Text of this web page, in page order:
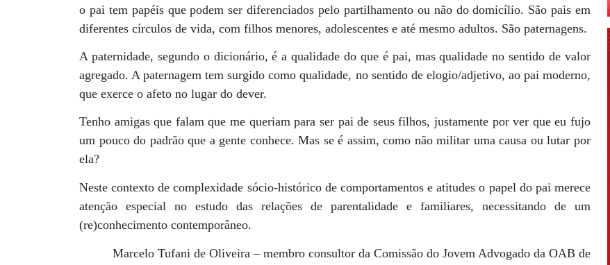
o pai tem papéis que podem ser diferenciados pelo partilhamento ou não do domicílio. São pais em
diferentes círculos de vida, com filhos menores, adolescentes e até mesmo adultos. São paternagens.
A paternidade, segundo o dicionário, é a qualidade do que é pai, mas qualidade no sentido de valor
agregado. A paternagem tem surgido como qualidade, no sentido de elogio/adjetivo, ao pai moderno,
que exerce o afeto no lugar do dever.
Tenho amigas que falam que me queriam para ser pai de seus filhos, justamente por ver que eu fujo
um pouco do padrão que a gente conhece. Mas se é assim, como não militar uma causa ou lutar por
ela?
Neste contexto de complexidade sócio-histórico de comportamentos e atitudes o papel do pai merece
atenção especial no estudo das relações de parentalidade e familiares, necessitando de um
(re)conhecimento contemporâneo.
Marcelo Tufani de Oliveira – membro consultor da Comissão do Jovem Advogado da OAB de